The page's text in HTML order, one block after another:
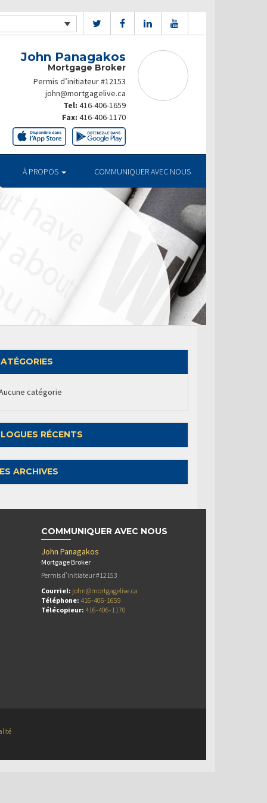
John Panagakos
Mortgage Broker
Permis d’initiateur #12153
john@mortgagelive.ca
Tel: 416-406-1659
Fax: 416-406-1170
À PROPOS COMMUNIQUER AVEC NOUS
catégorie
RÉCENTS
ARCHIVES
COMMUNIQUER AVEC NOUS
John Panagakos
Mortgage Broker
Permis d’initiateur #12153
Courriel: john@mortgagelive.ca
Téléphone: 416-406-1659
Télécopieur: 416-406-1170